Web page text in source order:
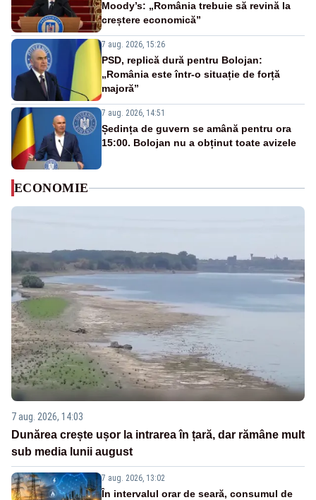
Moody’s: „România trebuie să revină la
creștere economică”
7 aug. 2026, 15:26
PSD, replică dură pentru Bolojan:
„România este într-o situație de forță
majoră”
7 aug. 2026, 14:51
Ședința de guvern se amână pentru ora
15:00. Bolojan nu a obținut toate avizele
ECONOMIE
7 aug. 2026, 14:03
Dunărea crește ușor la intrarea în țară, dar rămâne mult
sub media lunii august
7 aug. 2026, 13:02
În intervalul orar de seară, consumul de